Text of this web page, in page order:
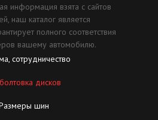
информация взята с сайтов
наш каталог является
полного соответствия
вашему автомобилю.
сотрудничество
дисков
шин